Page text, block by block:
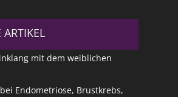
ARTIKEL
mit dem weiblichen
Endometriose, Brustkrebs,